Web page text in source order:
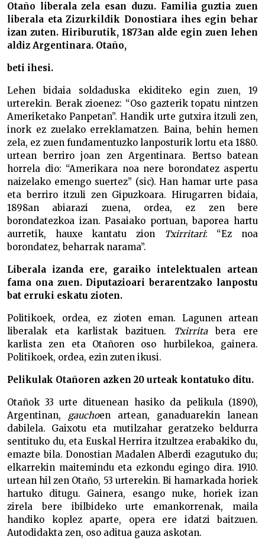
Otaño liberala zela esan duzu. Familia guztia zuen
liberala eta Zizurkildik Donostiara ihes egin behar
izan zuten. Hiriburutik, 1873an alde egin zuen lehen
aldiz Argentinara. Otaño,
beti ihesi.
Lehen bidaia soldaduska ekiditeko egin zuen, 19
urterekin. Berak zioenez: “Oso gazterik topatu nintzen
Ameriketako Panpetan”. Handik urte gutxira itzuli zen,
inork ez zuelako erreklamatzen. Baina, behin hemen
zela, ez zuen fundamentuzko lanposturik lortu eta 1880.
urtean berriro joan zen Argentinara. Bertso batean
horrela dio: “Amerikara noa nere borondatez aspertu
naizelako emengo suertez” (sic). Han hamar urte pasa
eta berriro itzuli zen Gipuzkoara. Hirugarren bidaia,
1898an abiarazi zuena, ordea, ez zen bere
borondatezkoa izan. Pasaiako portuan, baporea hartu
aurretik, hauxe kantatu zion
Txirritari: “Ez noa
borondatez, beharrak narama”.
Liberala izanda ere, garaiko intelektualen artean
fama ona zuen. Diputazioari berarentzako lanpostu
bat erruki eskatu zioten.
Politikoek, ordea, ez zioten eman. Lagunen artean
liberalak eta karlistak bazituen.
Txirritabera ere
karlista zen eta Otañoren oso hurbilekoa, gainera.
Politikoek, ordea, ezin zuten ikusi.
Pelikulak Otañoren azken 20 urteak kontatuko ditu.
Otañok 33 urte dituenean hasiko da pelikula (1890),
Argentinan, gauchoen artean, ganaduarekin lanean
dabilela. Gaixotu eta mutilzahar geratzeko beldurra
sentituko du, eta Euskal Herrira itzultzea erabakiko du,
emazte bila. Donostian Madalen Alberdi ezagutuko du;
elkarrekin maitemindu eta ezkondu egingo dira. 1910.
urtean hil zen Otaño, 53 urterekin. Bi hamarkada horiek
hartuko ditugu. Gainera, esango nuke, horiek izan
zirela bere ibilbideko urte emankorrenak, maila
handiko koplez aparte, opera ere idatzi baitzuen.
Autodidakta zen, oso aditua gauza askotan.